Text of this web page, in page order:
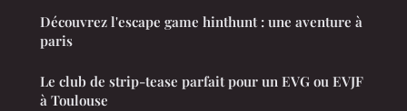
Découvrez l'escape game hinthunt : une aventure à
paris
Le club de strip-tease parfait pour un EVG ou EVJF
à Toulouse